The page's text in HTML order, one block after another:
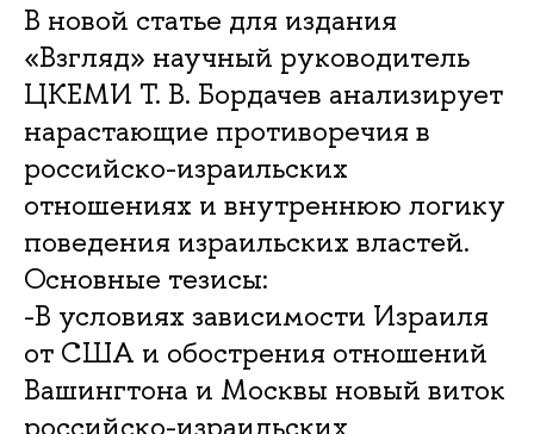
В новой статье для издания
«Взгляд» научный руководитель
ЦКЕМИ Т. В. Бордачев анализирует
нарастающие противоречия в
российско-израильских
отношениях и внутреннюю логику
поведения израильских властей.
Основные тезисы:
-В условиях зависимости Израиля
от США и обострения отношений
Вашингтона и Москвы новый виток
российско-израильских